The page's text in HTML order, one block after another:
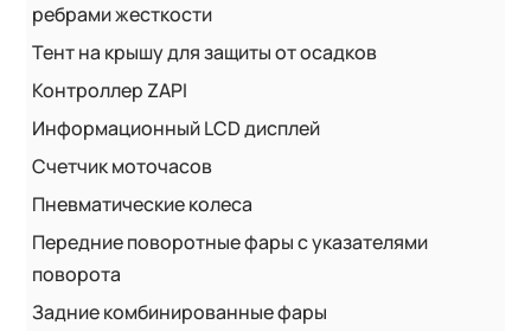
ребрами жесткости
Тент на крышу для защиты от осадков
Контроллер ZAPI
Информационный LCD дисплей
Счетчик моточасов
Пневматические колеса
Передние поворотные фары с указателями
поворота
Задние комбинированные фары